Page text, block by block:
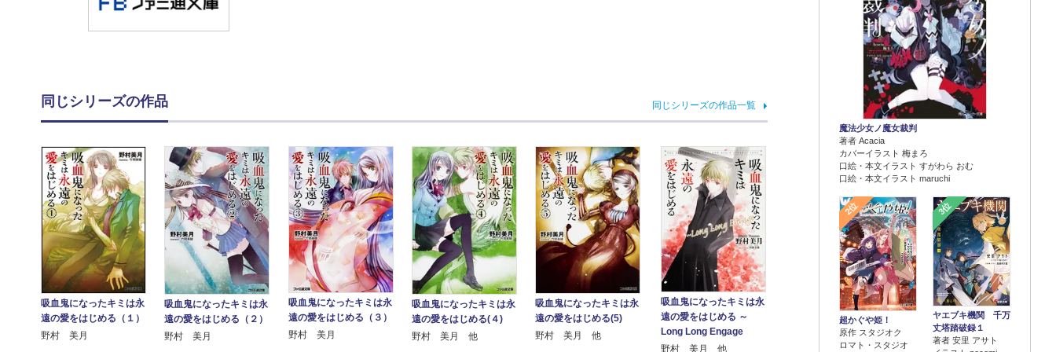
同じシリーズの作品 同じシリーズの作品一覧
吸血鬼になったキミは永
遠の愛をはじめる（１）
野村 美月
吸血鬼になったキミは永
遠の愛をはじめる（２）
野村 美月
吸血鬼になったキミは永
遠の愛をはじめる（３）
野村 美月
吸血鬼になったキミは永
遠の愛をはじめる(４)
野村 美月 他
吸血鬼になったキミは永
遠の愛をはじめる(5)
野村 美月 他
吸血鬼になったキミは永
遠の愛をはじめる ～
Long Long Engage
野村 美月 他
魔法少女ノ魔女裁判
著者 Acacia
カバーイラスト 梅まろ
口絵・本文イラスト すがわら おむ
口絵・本文イラスト maruchi
2位
超かぐや姫！
原作 スタジオク
ロマト・スタジオ
3位
ヤエブキ機関 千万
丈塔踏破録１
著者 安里 アサト